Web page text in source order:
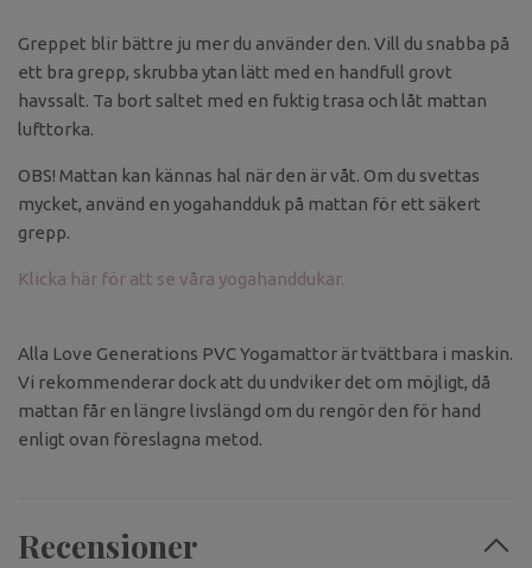
Greppet blir bättre ju mer du använder den. Vill du snabba på
ett bra grepp, skrubba ytan lätt med en handfull grovt
havssalt. Ta bort saltet med en fuktig trasa och låt mattan
lufttorka.
OBS! Mattan kan kännas hal när den är våt. Om du svettas
mycket, använd en yogahandduk på mattan för ett säkert
grepp.
Klicka här för att se våra yogahanddukar.
Alla Love Generations PVC Yogamattor är tvättbara i maskin.
Vi rekommenderar dock att du undviker det om möjligt, då
mattan får en längre livslängd om du rengör den för hand
enligt ovan föreslagna metod.
Recensioner